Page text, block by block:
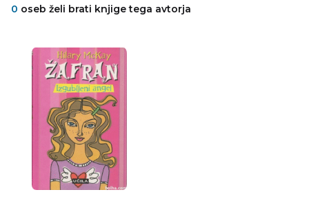
0 oseb želi brati knjige tega avtorja